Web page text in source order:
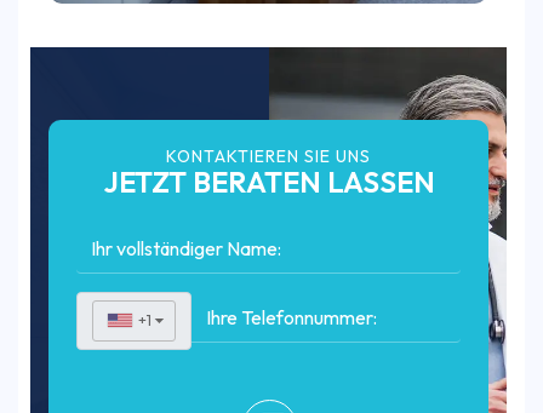
KONTAKTIEREN SIE UNS
JETZT BERATEN LASSEN
+1 ▼